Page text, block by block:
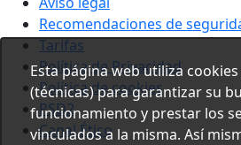
Recomendaciones de
Tarifas
Política de Privacidad
Política de cookies
PSD2
Canal Ético
Esta página web utiliza
(técnicas) para garantizar su
funcionamiento y prestar los
vinculados a la misma. Así